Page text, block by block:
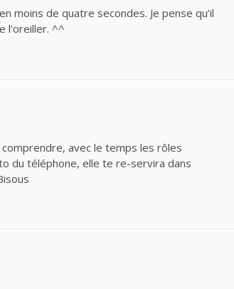
moins de quatre secondes. Je pense qu’il
l’oreiller. ^^
comprendre, avec le temps les rôles
du téléphone, elle te re-servira dans